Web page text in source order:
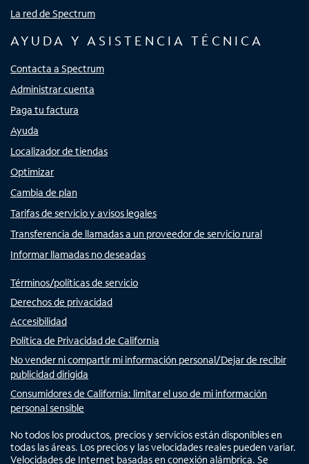
La red de Spectrum
AYUDA Y ASISTENCIA TÉCNICA
Contacta a Spectrum
Administrar cuenta
Paga tu factura
Ayuda
Localizador de tiendas
Optimizar
Cambia de plan
Tarifas de servicio y avisos legales
Transferencia de llamadas a un proveedor de servicio rural
Informar llamadas no deseadas
Términos/políticas de servicio
Derechos de privacidad
Accesibilidad
Política de Privacidad de California
No vender ni compartir mi información personal/Dejar de recibir
publicidad dirigida
Consumidores de California: limitar el uso de mi información
personal sensible
No todos los productos, precios y servicios están disponibles en
todas las áreas. Los precios y las velocidades reales pueden variar.
Velocidades de Internet basadas en conexión alámbrica. Se